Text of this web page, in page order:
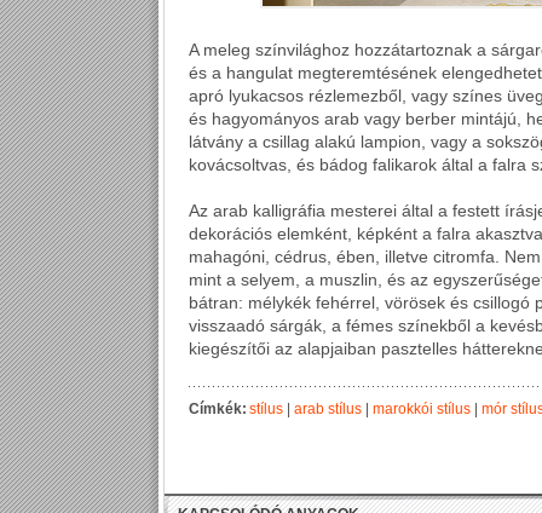
A meleg színvilághoz hozzátartoznak a
és a hangulat megteremtésének
apró lyukacsos rézlemezből, vagy színes
és hagyományos arab vagy berber mintájú,
látvány a csillag alakú lampion, vagy a
kovácsoltvas, és bádog falikarok által a falra
Az arab kalligráfia mesterei által a festett
dekorációs elemként, képként a falra
mahagóni, cédrus, ében, illetve citromfa.
mint a selyem, a muszlin, és az
bátran: mélykék fehérrel, vörösek és csillogó
visszaadó sárgák, a fémes színekből a
kiegészítői az alapjaiban pasztelles
Címkék:stílus arab stílus marokkói stílus mór